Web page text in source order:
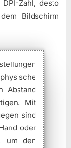
Zahl, desto
Bildschirm
Abstand
Mit
sind
oder
um den